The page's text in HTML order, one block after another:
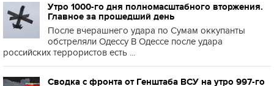
Утро 1000-го дня полномасштабного вторжения.
Главное за прошедший день
После вчерашнего удара по Сумам оккупанты
обстреляли Одессу В Одессе после удара
российских террористов есть ...
Сводка с фронта от Генштаба ВСУ на утро 997-го